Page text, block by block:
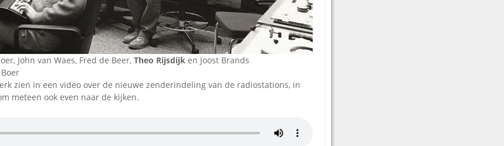
John van Waes, Fred de Beer, Theo Rijsdijk en Joost Brands
zien in een video over de nieuwe zenderindeling van de radiostations, in
meteen ook even naar de kijken.